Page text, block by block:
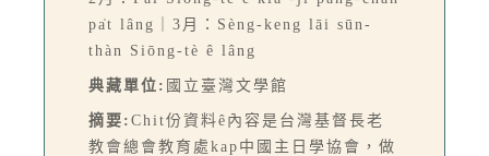
pa̍t lâng｜3月：Sèng-keng lāi sūn-
thàn Siōng-tè ê lâng
典藏單位: 國立臺灣文學館
摘要: Chit份資料ê內容是台灣基督長老
教會總會教育處kap中國主日學協會，做